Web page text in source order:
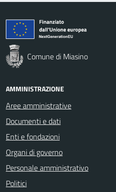
Comune di Miasino
AMMINISTRAZIONE
Aree amministrative
Documenti e dati
Enti e fondazioni
Organi di governo
Personale amministrativo
Politici